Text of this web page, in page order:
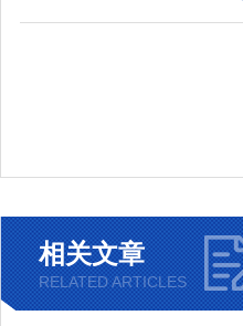
相关文章
RELATED ARTICLES